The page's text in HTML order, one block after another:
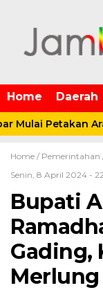
Home Daerah
Petakan
Home / Pemerintahan
Senin, 8 April 2024 -
Bupati
Gading,
Merlung